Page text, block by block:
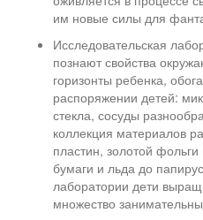
им новые силы для
Исследовательская
познают свойства
горизонты ребенка,
распоряжении детей:
стекла, сосуды
коллекция материалов
пластин, золотой
бумаги и льда до
лаборатории дети
множество